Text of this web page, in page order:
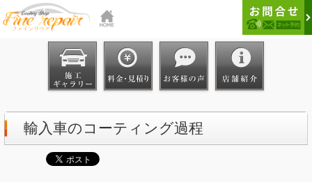
輸入車のコーティング過程